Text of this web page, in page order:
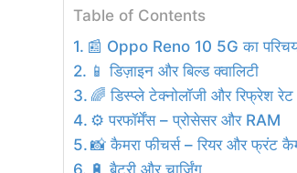
Table of Contents
📰 Oppo Reno 10 5G का
📱 डिज़ाइन और बिल्ड क्वालिटी
🌈 डिस्प्ले टेक्नोलॉजी और रिफ्रेश रेट
⚙️ परफॉर्मेंस – प्रोसेसर और RAM
📸 कैमरा फीचर्स – रियर और फ्रंट
🔋 बैटरी और चार्जिंग